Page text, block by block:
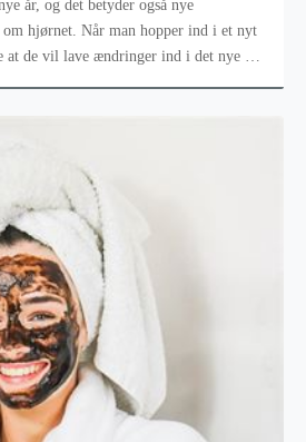
år, og det betyder også nye
hjørnet. Når man hopper ind i et nyt
at de vil lave ændringer ind i det nye år.